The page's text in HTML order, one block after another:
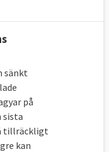
sänkt
på
sista
tillräckligt
kan